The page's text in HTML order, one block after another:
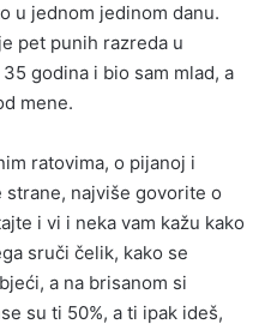
u jednom jedinom danu.
pet punih razreda u
godina i bio sam mlad, a
mene.
ratovima, o pijanoj i
najviše govorite o
i vi i neka vam kažu kako
sruči čelik, kako se
a na brisanom si
su ti 50%, a ti ipak ideš,